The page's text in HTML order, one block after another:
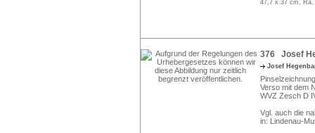
47,7 x 37 cm,
376 Josef
Josef
Verso mit dem
WVZ Zesch D
Vgl. auch die
in: Lindenau-